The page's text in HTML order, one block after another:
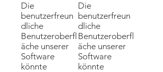
Die
benutzerfreun
dliche
Benutzeroberfl
äche unserer
Software
könnte
Die
benutzerfreun
dliche
Benutzeroberfl
äche unserer
Software
könnte